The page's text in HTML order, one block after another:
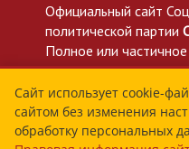
Официальный сайт
политической партии
Полное или
приветствуется со
Политика в отношении
данных
Все материалы сайта
Сайт использует cookie-
сайтом без изменения
обработку персональных